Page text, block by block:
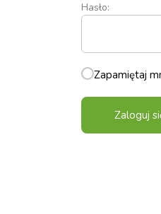
Hasło:
Zapamiętaj
Zaloguj